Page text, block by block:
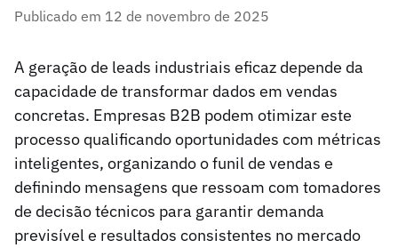
Publicado em 12 de novembro de 2025
A geração de leads industriais eficaz depende da
capacidade de transformar dados em vendas
concretas. Empresas B2B podem otimizar este
processo qualificando oportunidades com métricas
inteligentes, organizando o funil de vendas e
definindo mensagens que ressoam com tomadores
de decisão técnicos para garantir demanda
previsível e resultados consistentes no mercado